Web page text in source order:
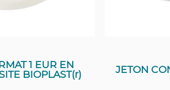
1 EUR EN
BIOPLAST(r)
JETON